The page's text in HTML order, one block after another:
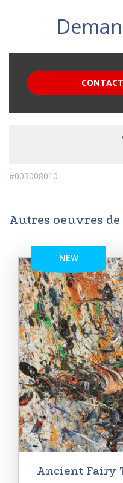
#003008010
Autres oeuvres
NEW
Ancient Fairy